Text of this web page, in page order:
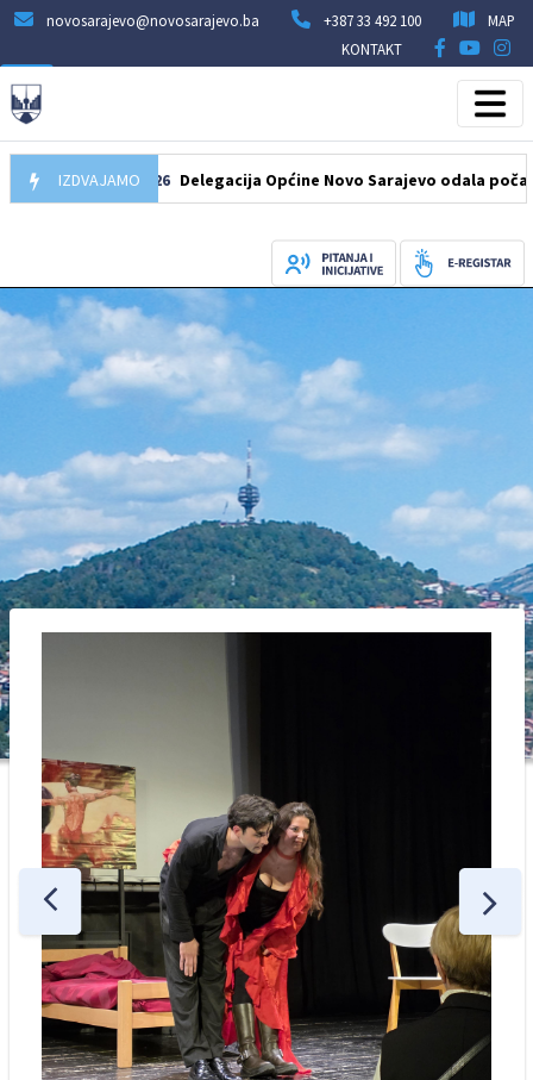
novosarajevo@novosarajevo.ba +387 33 492 100
MAP
KONTAKT
IZDVAJAMO
07.08.2026 Delegacija Općine Novo Sarajevo odala počast